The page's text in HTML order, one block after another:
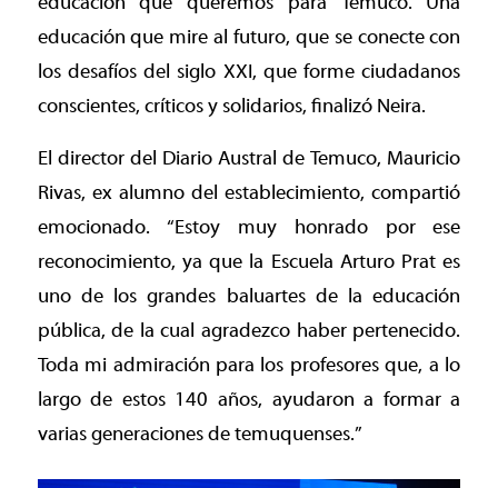
educación que mire al futuro, que se conecte con
los desafíos del siglo XXI, que forme ciudadanos
conscientes, críticos y solidarios, finalizó Neira.
El director del Diario Austral de Temuco, Mauricio
Rivas, ex alumno del establecimiento, compartió
emocionado. “Estoy muy honrado por ese
reconocimiento, ya que la Escuela Arturo Prat es
uno de los grandes baluartes de la educación
pública, de la cual agradezco haber pertenecido.
Toda mi admiración para los profesores que, a lo
largo de estos 140 años, ayudaron a formar a
varias generaciones de temuquenses.”